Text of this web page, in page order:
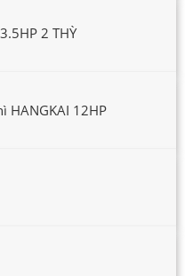
2 THỲ
HANGKAI 12HP